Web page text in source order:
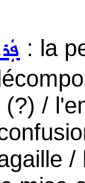
: la
/